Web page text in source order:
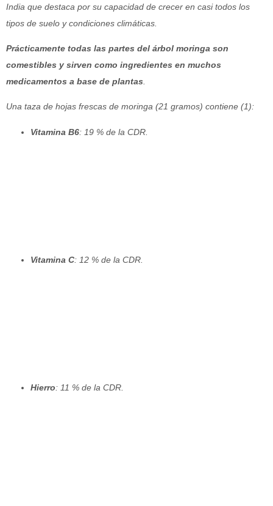
India que destaca por su capacidad de crecer en casi todos los
tipos de suelo y condiciones climáticas.
Prácticamente todas las partes del árbol moringa son
comestibles y sirven como ingredientes en muchos
medicamentos a base de plantas
Una taza de hojas frescas de moringa (21 gramos) contiene (1):
Vitamina B6: 19 % de la CDR.
Vitamina C: 12 % de la CDR.
Hierro: 11 % de la CDR.